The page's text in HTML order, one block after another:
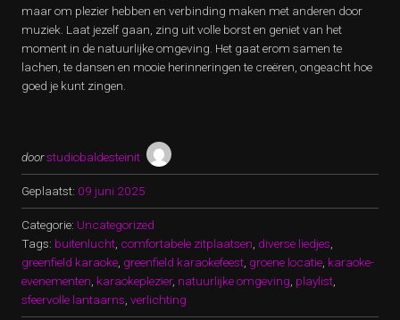
maar om plezier hebben en verbinding maken met anderen door
muziek. Laat jezelf gaan, zing uit volle borst en geniet van het
moment in de natuurlijke omgeving. Het gaat erom samen te
lachen, te dansen en mooie herinneringen te creëren, ongeacht hoe
goed je kunt zingen.
doorstudiobaldesteinit
Geplaatst: 09 juni 2025
Categorie: Uncategorized
Tags: buitenlucht comfortabele zitplaatsen diverse liedjes
greenfield karaoke greenfield karaokefeest groene locatie karaoke-
evenementen karaokeplezier, natuurlijke omgeving playlist
sfeervolle lantaarns verlichting